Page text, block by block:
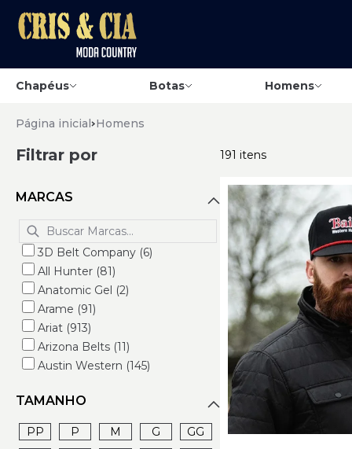
Chapéus Botas Homens
Página inicial Homens
Filtrar por
MARCAS
3D Belt Company (6)
All Hunter (81)
Anatomic Gel (2)
Arame (91)
Ariat (913)
Arizona Belts (11)
Austin Western (145)
Bailey (8)
Bass Pro Shops (71)
Best Rodeio (32)
TAMANHO
PP P M G
GG
191 itens